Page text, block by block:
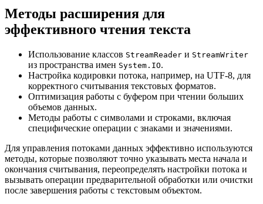
Методы расширения для
эффективного чтения текста
Использование классов StreamReader и StreamWriter
из пространства имен System.IO.
Настройка кодировки потока, например, на UTF-8, для
корректного считывания текстовых форматов.
Оптимизация работы с буфером при чтении больших
объемов данных.
Методы работы с символами и строками, включая
специфические операции с знаками и значениями.
Для управления потоками данных эффективно используются
методы, которые позволяют точно указывать места начала и
окончания считывания, переопределять настройки потока и
вызывать операции предварительной обработки или очистки
после завершения работы с текстовым объектом.